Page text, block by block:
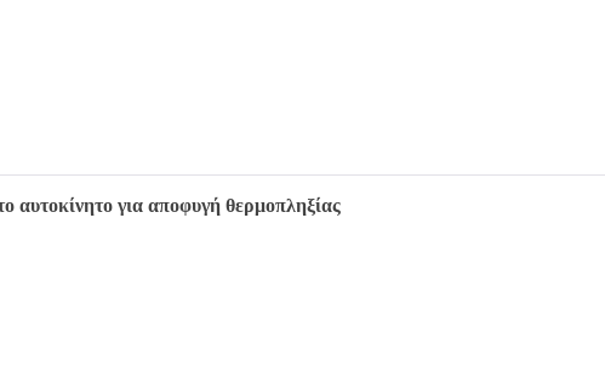
αυτοκίνητο για αποφυγή θερμοπληξίας